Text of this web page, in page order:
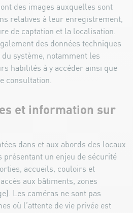
des images auxquelles sont
relatives à leur enregistrement,
de captation et la localisation.
des données techniques
système, notamment les
habilités à y accéder ainsi que
consultation.
et information sur
dans et aux abords des locaux
présentant un enjeu de sécurité
accueils, couloirs et
aux bâtiments, zones
Les caméras ne sont pas
où l’attente de vie privée est